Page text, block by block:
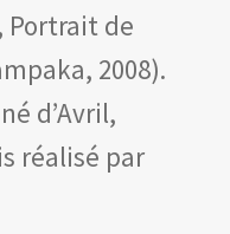
Portrait de
2008).
d’Avril,
réalisé par